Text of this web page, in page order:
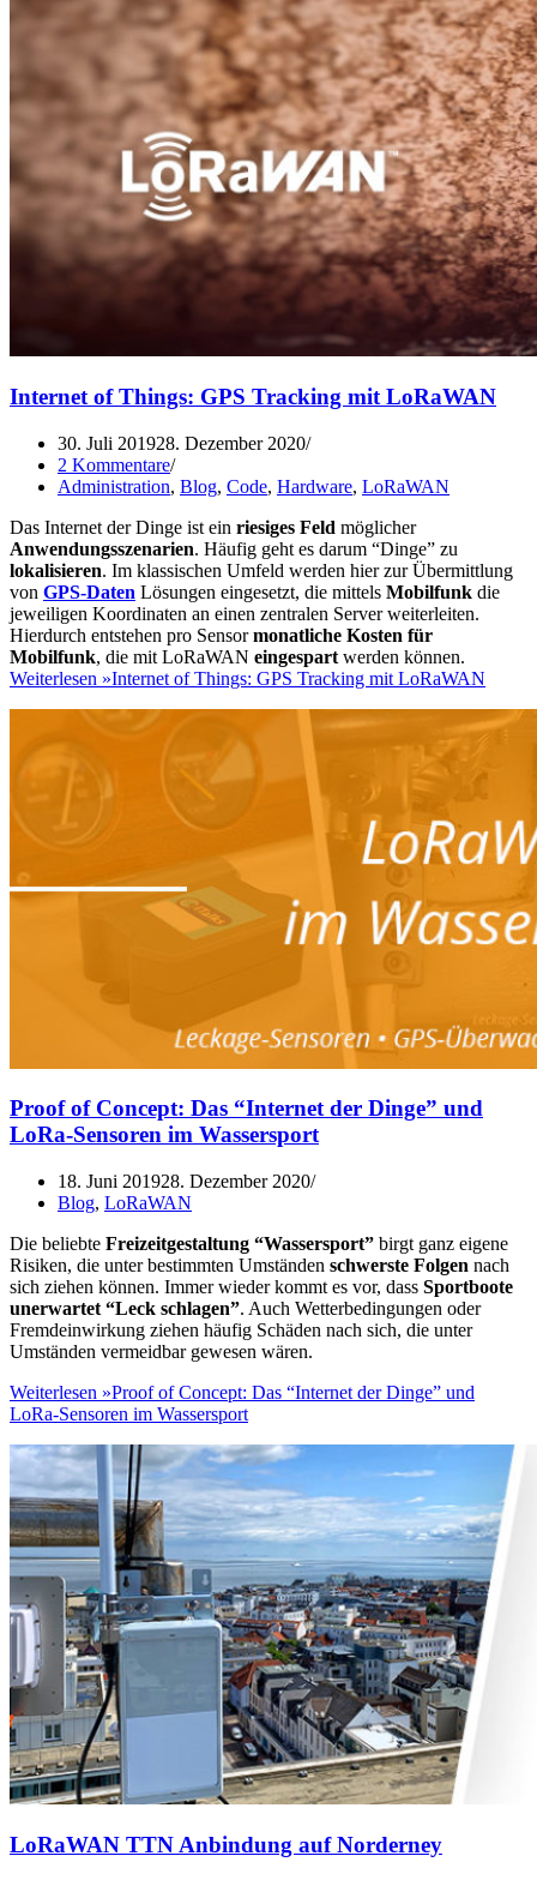
Internet of Things: GPS Tracking mit LoRaWAN
30. Juli 201928. Dezember 2020
2 Kommentare
Administration, Blog, Code, Hardware, LoRaWAN
Das Internet der Dinge ist ein riesiges Feld möglicher
Anwendungsszenarien. Häufig geht es darum “Dinge” zu
lokalisieren. Im klassischen Umfeld werden hier zur Übermittlung
von GPS-Daten Lösungen eingesetzt, die mittels Mobilfunk die
jeweiligen Koordinaten an einen zentralen Server weiterleiten.
Hierdurch entstehen pro Sensormonatliche Kosten für
Mobilfunk, die mit LoRaWAN eingespart werden können.
Weiterlesen »Internet of Things: GPS Tracking mit LoRaWAN
Proof of Concept: Das “Internet der Dinge” und
LoRa-Sensoren im Wassersport
18. Juni 201928. Dezember 2020
Blog, LoRaWAN
Die beliebte Freizeitgestaltung “Wassersport” birgt ganz eigene
Risiken, die unter bestimmten Umständen schwerste Folgen nach
sich ziehen können. Immer wieder kommt es vor, dass Sportboote
unerwartet “Leck schlagen”. Auch Wetterbedingungen oder
Fremdeinwirkung ziehen häufig Schäden nach sich, die unter
Umständen vermeidbar gewesen wären.
Weiterlesen »Proof of Concept: Das “Internet der Dinge” und
LoRa-Sensoren im Wassersport
LoRaWAN TTN Anbindung auf Norderney